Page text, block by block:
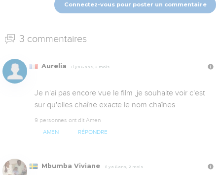
Connectez-vous pour poster un commentaire
3 commentaires
Aurelia Il y a 6 ans, 2 mois
Je n'ai pas encore vue le film ,je souhaite voir c'est
sur qu'elles chaîne exacte le nom chaînes
9 personnes ont dit Amen
AMEN RÉPONDRE
Mbumba Viviane Il y a 6 ans, 2 mois